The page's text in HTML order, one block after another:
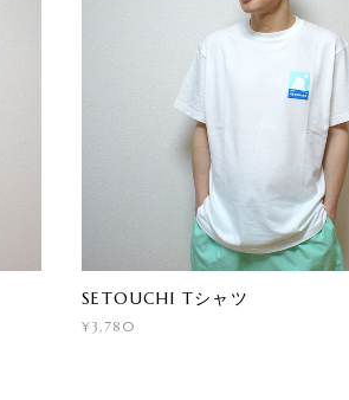
SETOUCHI Tシャツ
¥3,780